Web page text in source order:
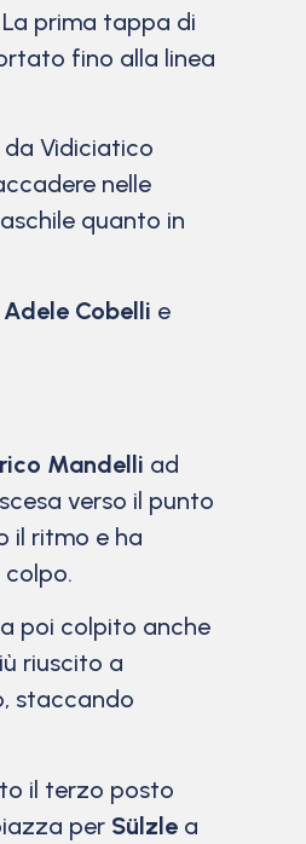
prima tappa di
fino alla linea
Vidiciatico
nelle
quanto in
Adele Cobelli e
Mandelli ad
verso il punto
il ritmo e ha
poi colpito anche
riuscito a
staccando
il terzo posto
per Sülzle a